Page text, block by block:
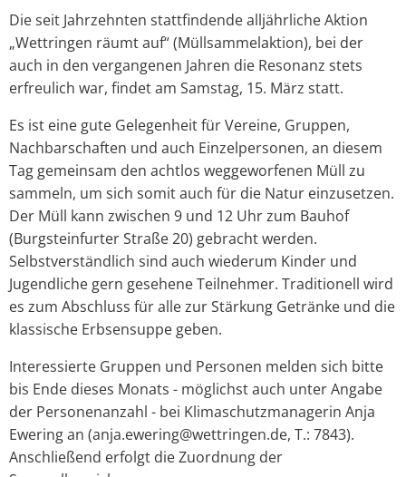
Die seit Jahrzehnten stattfindende alljährliche Aktion
„Wettringen räumt auf“ (Müllsammelaktion), bei der
auch in den vergangenen Jahren die Resonanz stets
erfreulich war, findet am Samstag, 15. März statt.
Es ist eine gute Gelegenheit für Vereine, Gruppen,
Nachbarschaften und auch Einzelpersonen, an diesem
Tag gemeinsam den achtlos weggeworfenen Müll zu
sammeln, um sich somit auch für die Natur einzusetzen.
Der Müll kann zwischen 9 und 12 Uhr zum Bauhof
(Burgsteinfurter Straße 20) gebracht werden.
Selbstverständlich sind auch wiederum Kinder und
Jugendliche gern gesehene Teilnehmer. Traditionell wird
es zum Abschluss für alle zur Stärkung Getränke und die
klassische Erbsensuppe geben.
Interessierte Gruppen und Personen melden sich bitte
bis Ende dieses Monats - möglichst auch unter Angabe
der Personenanzahl - bei Klimaschutzmanagerin Anja
Ewering an (anja.ewering@wettringen.de, T.: 7843).
Anschließend erfolgt die Zuordnung der